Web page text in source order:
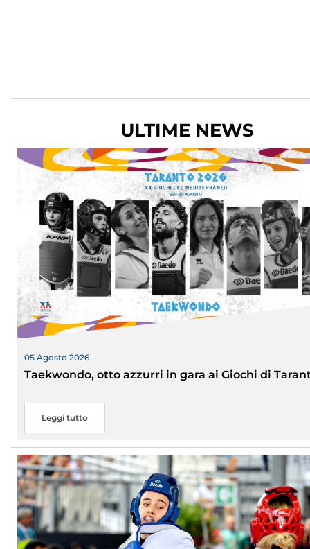
ULTIME NEWS
05 Agosto 2026
Taekwondo, otto azzurri in gara ai Giochi di
Leggi tutto